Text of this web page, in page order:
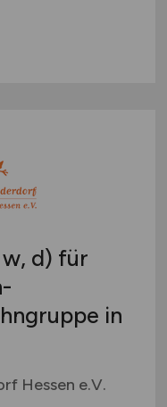
d) für
in
Hessen e.V.